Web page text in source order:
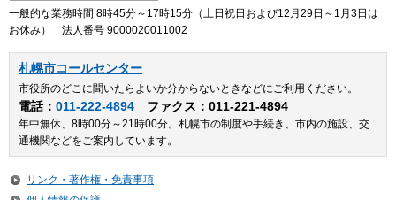
一般的な業務時間 8時45分～17時15分（土日祝日および12月29日～1月3日は
お休み） 法人番号 9000020011002
札幌市コールセンター
市役所のどこに聞いたらよいか分からないときなどにご利用ください。
電話： 011-222-4894 ファクス：011-221-4894
年中無休、8時00分～21時00分。札幌市の制度や手続き、市内の施設、交
通機関などをご案内しています。
リンク・著作権・免責事項